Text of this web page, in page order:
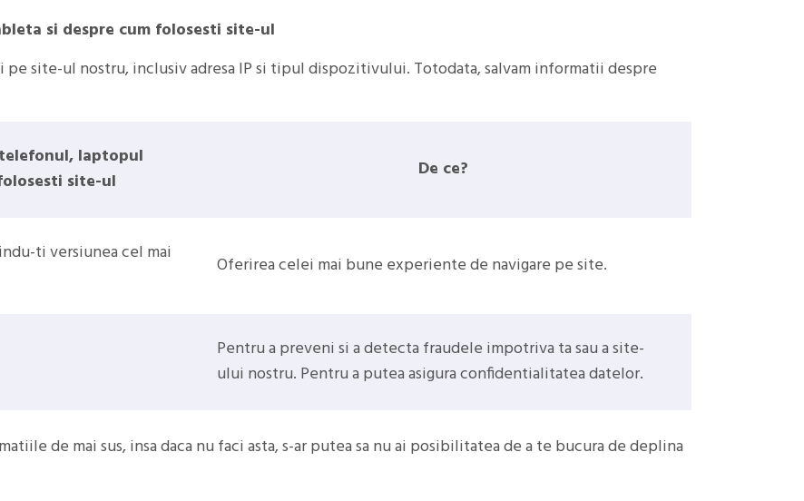
si despre cum folosesti site-ul
site-ul nostru, inclusiv adresa IP si tipul dispozitivului. Totodata, salvam informatii despre
laptopul
site-ul
De ce?
ti versiunea cel mai
Oferirea celei mai bune experiente de navigare pe site.
Pentru a preveni si a detecta fraudele impotriva ta sau a site-
ului nostru. Pentru a putea asigura confidentialitatea datelor.
de mai sus, insa daca nu faci asta, s-ar putea sa nu ai posibilitatea de a te bucura de deplina